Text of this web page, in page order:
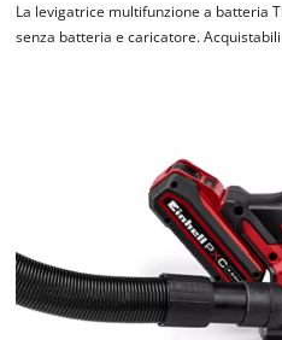
La levigatrice multifunzione a batteria
senza batteria e caricatore.